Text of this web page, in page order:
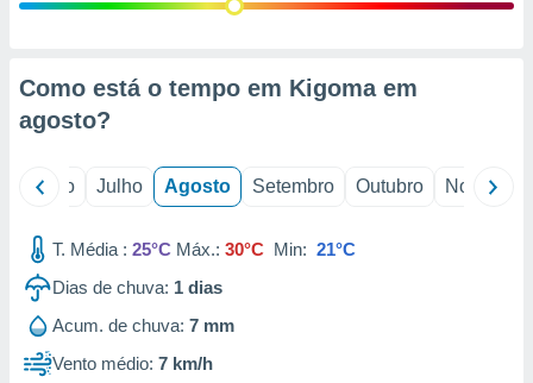
estudos
1199
Como está o tempo em Kigoma em
agosto?
Junho Julho Agosto Setembro Outubro Novembro
T. Média : 25°C Máx.: 30°C Min: 21°C
Dias de chuva: 1 dias
Acum. de chuva: 7 mm
Vento médio: 7 km/h